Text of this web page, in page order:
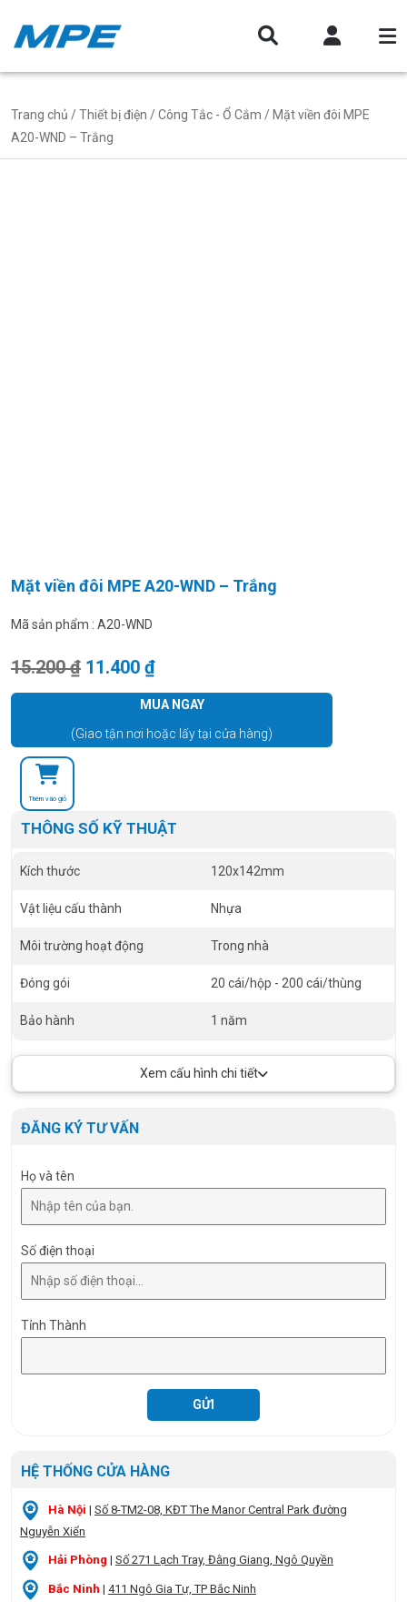
Trang chủ /Thiết bị điện /Công Tắc - Ổ Cắm / Mặt viền đôi MPE
A20-WND – Trắng
Mặt viền đôi MPE A20-WND – Trắng
Mã sản phẩm : A20-WND
15.200₫ Giá gốc là: 15.200 ₫.
11.400 ₫Giá hiện tại là: 11.400 ₫.
MUA NGAY
(Giao tận nơi hoặc lấy tại cửa hàng)
Thêm vào giỏ
THÔNG SỐ KỸ THUẬT
Kích thước 120x142mm
Vật liệu cấu thành Nhựa
Môi trường hoạt động Trong nhà
Đóng gói 20 cái/hộp - 200 cái/thùng
Bảo hành 1 năm
Xem cấu hình chi tiết
ĐĂNG KÝ TƯ VẤN
Họ và tên
Số điện thoại
Tỉnh Thành
HỆ THỐNG CỬA HÀNG
Hà Nội | Số 8-TM2-08, KĐT The Manor Central Park đường
Nguyễn Xiển
Hải Phòng | Số 271 Lạch Tray, Đằng Giang, Ngô Quyền
Bắc Ninh | 411 Ngô Gia Tự, TP Bắc Ninh